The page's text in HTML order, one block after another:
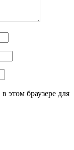
этом браузере для